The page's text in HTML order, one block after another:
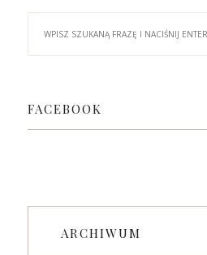
FACEBOOK
ARCHIWUM